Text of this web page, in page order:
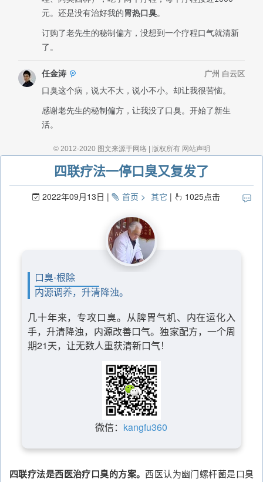
四联疗法一停口臭又复发了
2022年09月13日 首页 其它 1025点击
口臭·根除
内源调养，升清降浊。
几十年来，专攻口臭。从脾胃气机、内在运化入
手，升清降浊，内源改善口气。独家配方，一个周
期21天，让无数人重获清新口气！
微信： kangfu360
四联疗法是西医治疗口臭的方案。西医认为幽门螺杆菌是口臭